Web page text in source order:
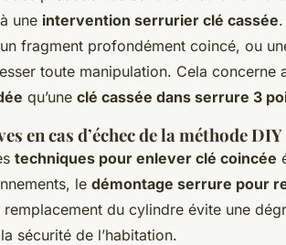
une intervention serrurier clé cassée
fragment profondément coincé, ou
toute manipulation. Cela concerne
qu’une clé cassée dans serrure 3
en cas d’échec de la méthode DIY
techniques pour enlever clé coincée
le démontage serrure pour
remplacement du cylindre évite une
sécurité de l’habitation.